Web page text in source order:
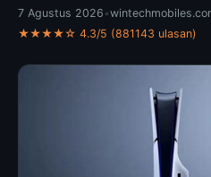
7 Agustus 2026 •
★★★★☆ 4.3/5 (881143 ulasan)